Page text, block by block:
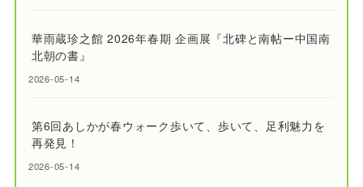
華雨蔵珍之館 2026年春期 企画展『北碑と南帖ー中国南
北朝の書』
2026-05-14
第6回あしかが春ウォーク歩いて、歩いて、足利魅力を
再発見！
2026-05-14